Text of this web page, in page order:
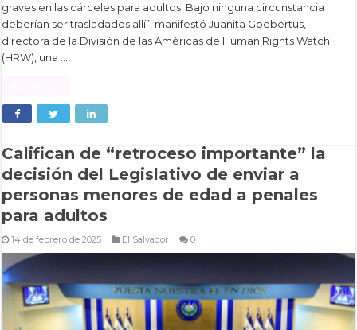
graves en las cárceles para adultos. Bajo ninguna circunstancia
deberían ser trasladados allí”, manifestó Juanita Goebertus,
directora de la División de las Américas de Human Rights Watch
(HRW), una …
Califican de “retroceso importante” la
decisión del Legislativo de enviar a
personas menores de edad a penales
para adultos
14 de febrero de 2025 El Salvador 0